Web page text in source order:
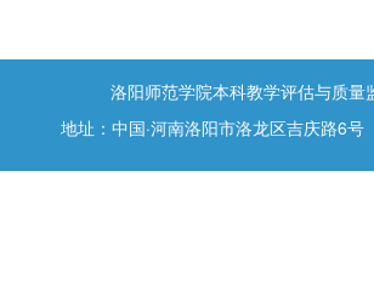
洛阳师范学院本科教学评估与质量
地址：中国·河南洛阳市洛龙区吉庆路6